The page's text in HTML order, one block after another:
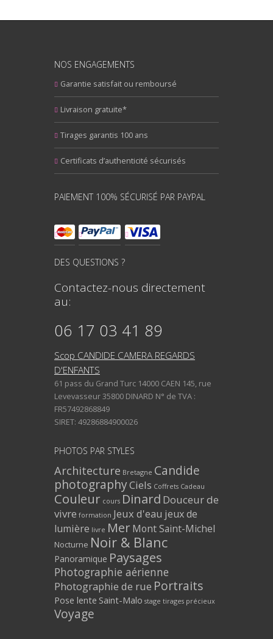
NOS ENGAGEMENTS
Garantie satisfait ou remboursé
Livraison gratuite*
Tirages garantis 100 ans
Certificats d’authenticité sécurisés
PAIEMENT 100% SÉCURISÉ PAR PAYPAL
DES QUESTIONS ?
Contactez-nous directement
au:
06 17 03 41 89
Scop CANDIDE CAMERA REGARDS
D'ENFANTS
61 pass du Grand Turc 14000 CAEN 145, rue
Levevasseur 35800 DINARD N° de TVA :
FR57492868849
SIRET: 49286884900026
PHOTOS PAR STYLES
Architecture Bretagne Candide
photographyCiels Coffrets Cadeau
Couleur cours Dinard Douceur de
vivre formation Jeux d'eau jeux de
lumière livre Mer Mont Saint-Michel
Nocturne Noir & Blanc
Panoramique Paysages
Photographie aérienne
Photographie de rue Portraits
Pose lente Saint-Malo stage tirages précieux
Voyage